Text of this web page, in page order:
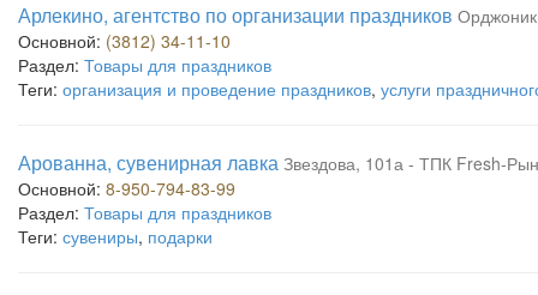
Арлекино, агентство по организации праздников
Основной: (3812) 34-11-10
Раздел: Товары для праздников
Теги: организация и проведение праздников, услуги
Арованна, сувенирная лавка Звездова, 101а - ТПК Fresh-
Основной: 8-950-794-83-99
Раздел: Товары для праздников
Теги: сувениры, подарки